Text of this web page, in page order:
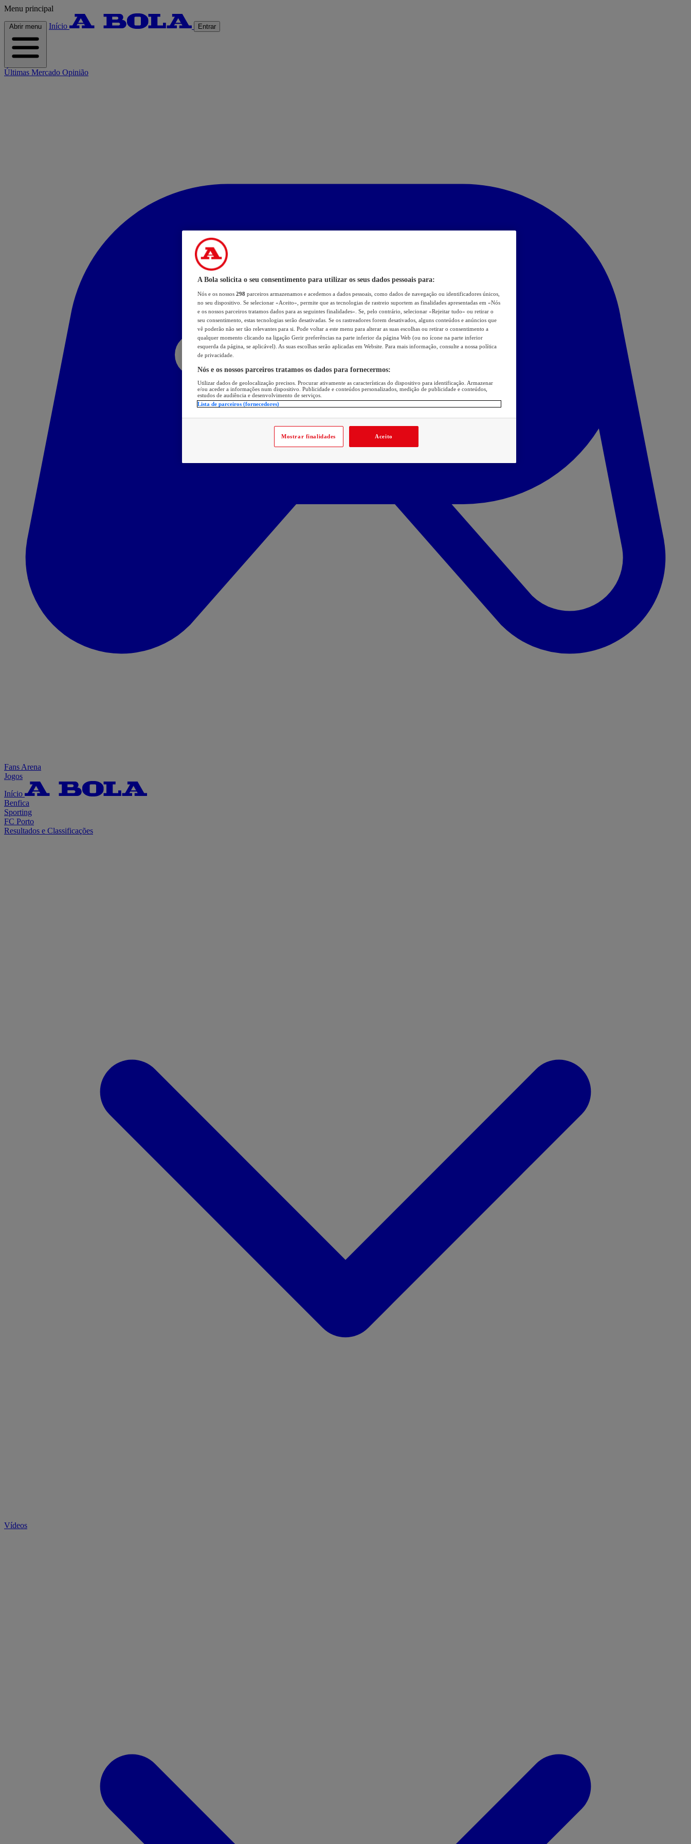
Menu principal
Abrir menu Início Entrar
Últimas Mercado Opinião
Fans Arena
Jogos
Início
Benfica
Sporting
FC Porto
Resultados e Classificações
Vídeos
A Bola solicita o seu consentimento para utilizar os seus dados pessoais para:
Nós e os nossos 298 parceiros armazenamos e acedemos a dados pessoais, como dados de navegação ou identificadores únicos,
no seu dispositivo. Se selecionar «Aceito», permite que as tecnologias de rastreio suportem as finalidades apresentadas em «Nós
e os nossos parceiros tratamos dados para as seguintes finalidades». Se, pelo contrário, selecionar «Rejeitar tudo» ou retirar o
seu consentimento, estas tecnologias serão desativadas. Se os rastreadores forem desativados, alguns conteúdos e anúncios que
vê poderão não ser tão relevantes para si. Pode voltar a este menu para alterar as suas escolhas ou retirar o consentimento a
qualquer momento clicando na ligação Gerir preferências na parte inferior da página Web (ou no ícone na parte inferior
esquerda da página, se aplicável). As suas escolhas serão aplicadas em Website. Para mais informação, consulte a nossa política
de privacidade.
Nós e os nossos parceiros tratamos os dados para fornecermos:
Utilizar dados de geolocalização precisos. Procurar ativamente as características do dispositivo para identificação. Armazenar
e/ou aceder a informações num dispositivo. Publicidade e conteúdos personalizados, medição de publicidade e conteúdos,
estudos de audiência e desenvolvimento de serviços.
Lista de parceiros (fornecedores)
Mostrar finalidades Aceito